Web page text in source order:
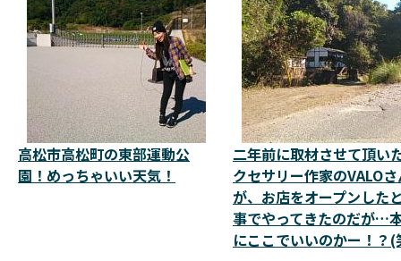
高松市高松町の東部運動公
園！めっちゃいい天気！
二年前に取材させて頂い
クセサリー作家のVALO
が、お店をオープンした
事でやってきたのだが…
にここでいいのかー！？(